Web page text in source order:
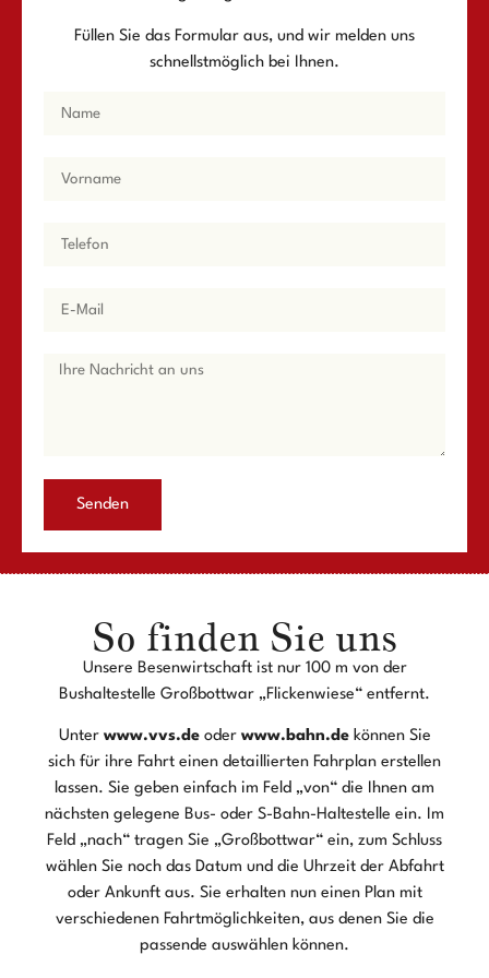
Füllen Sie das Formular aus, und wir melden uns
schnellstmöglich bei Ihnen.
Senden
So finden Sie uns​​
Unsere Besenwirtschaft ist nur 100 m von der
Bushaltestelle Großbottwar „Flickenwiese“ entfernt.
Unter www.vvs.deoder www.bahn.dekönnen Sie
sich für ihre Fahrt einen detaillierten Fahrplan erstellen
lassen. Sie geben einfach im Feld „von“ die Ihnen am
nächsten gelegene Bus- oder S-Bahn-Haltestelle ein. Im
Feld „nach“ tragen Sie „Großbottwar“ ein, zum Schluss
wählen Sie noch das Datum und die Uhrzeit der Abfahrt
oder Ankunft aus. Sie erhalten nun einen Plan mit
verschiedenen Fahrtmöglichkeiten, aus denen Sie die
passende auswählen können.